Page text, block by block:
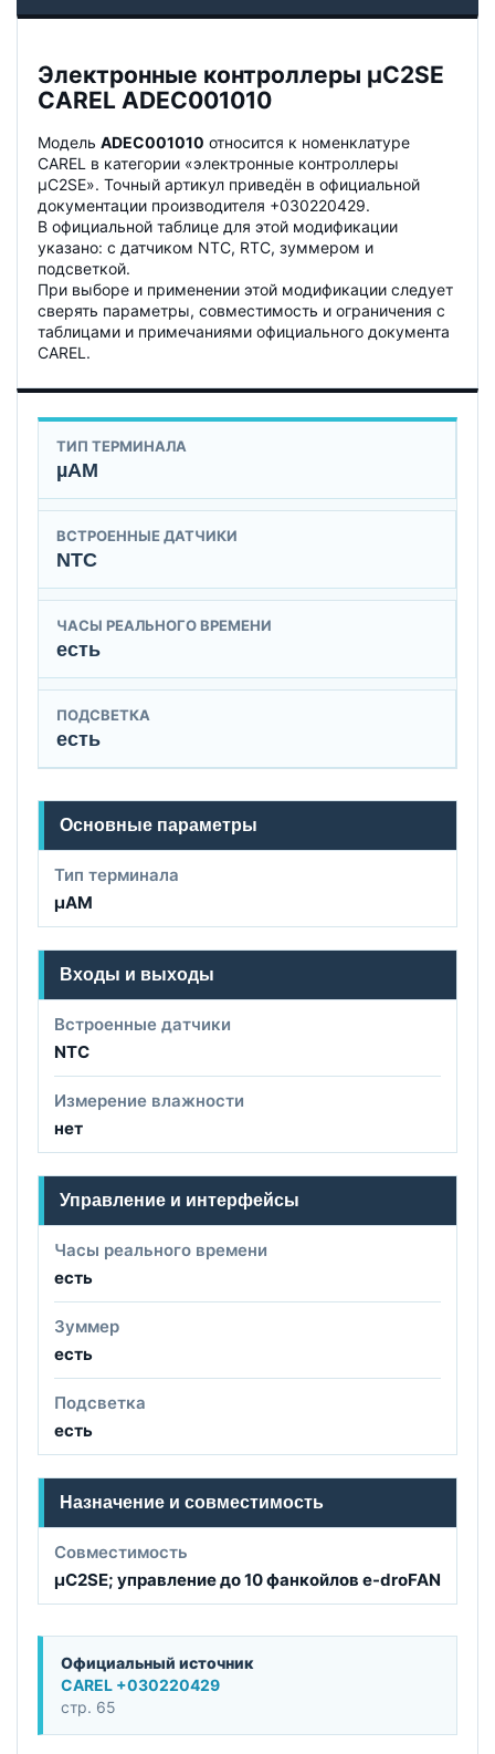
Электронные контроллеры μC2SE
CAREL ADEC001010
Модель ADEC001010 относится к номенклатуре
CAREL в категории «электронные контроллеры
μC2SE». Точный артикул приведён в официальной
документации производителя +030220429.
В официальной таблице для этой модификации
указано: с датчиком NTC, RTC, зуммером и
подсветкой.
При выборе и применении этой модификации следует
сверять параметры, совместимость и ограничения с
таблицами и примечаниями официального документа
CAREL.
ТИП ТЕРМИНАЛА
µAM
ВСТРОЕННЫЕ ДАТЧИКИ
NTC
ЧАСЫ РЕАЛЬНОГО ВРЕМЕНИ
есть
ПОДСВЕТКА
есть
Основные параметры
Тип терминала
µAM
Входы и выходы
Встроенные датчики
NTC
Измерение влажности
нет
Управление и интерфейсы
Часы реального времени
есть
Зуммер
есть
Подсветка
есть
Назначение и совместимость
Совместимость
µC2SE; управление до 10 фанкойлов e-droFAN
Официальный источник
CAREL +030220429
стр. 65